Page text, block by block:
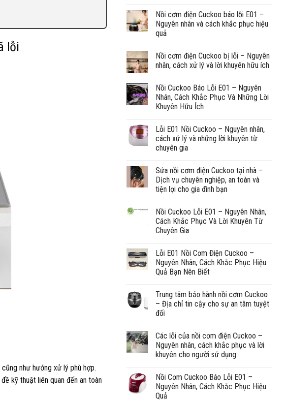
lỗi
như hướng xử lý phù hợp.
kỹ thuật liên quan đến an toàn
Nồi cơm điện Cuckoo báo lỗi E01 –
Nguyên nhân và cách khắc phục hiệu
quả
Nồi cơm điện Cuckoo bị lỗi – Nguyên
nhân, cách xử lý và lời khuyên hữu ích
Nồi Cuckoo Báo Lỗi E01 – Nguyên
Nhân, Cách Khắc Phục Và Những Lời
Khuyên Hữu Ích
Lỗi E01 Nồi Cuckoo – Nguyên nhân,
cách xử lý và những lời khuyên từ
chuyên gia
Sửa nồi cơm điện Cuckoo tại nhà –
Dịch vụ chuyên nghiệp, an toàn và
tiện lợi cho gia đình bạn
Nồi Cuckoo Lỗi E01 – Nguyên Nhân,
Cách Khắc Phục Và Lời Khuyên Từ
Chuyên Gia
Lỗi E01 Nồi Cơm Điện Cuckoo –
Nguyên Nhân, Cách Khắc Phục Hiệu
Quả Bạn Nên Biết
Trung tâm bảo hành nồi cơm Cuckoo
– Địa chỉ tin cậy cho sự an tâm tuyệt
đối
Các lỗi của nồi cơm điện Cuckoo –
Nguyên nhân, cách khắc phục và lời
khuyên cho người sử dụng
Nồi Cơm Cuckoo Báo Lỗi E01 –
Nguyên Nhân, Cách Khắc Phục Hiệu
Quả